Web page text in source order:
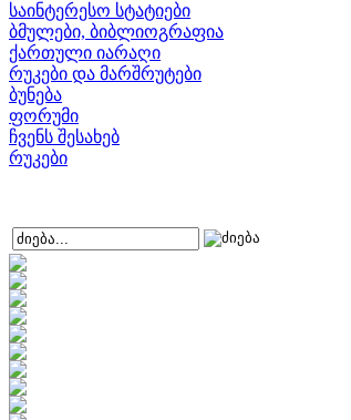
საინტერესო სტატიები
ბმულები, ბიბლიოგრაფია
ქართული იარაღი
რუკები და მარშრუტები
ბუნება
ფორუმი
ჩვენს შესახებ
რუკები